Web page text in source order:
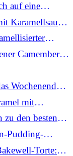
auf eine
Karamellsauce:
Camembert
Wochenende
mit
zu den besten
Pudding-
Torte: